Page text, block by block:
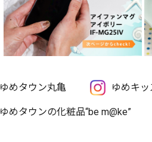
ゆめタウン丸亀 ゆめキ
ゆめタウンの化粧品“be m@ke”